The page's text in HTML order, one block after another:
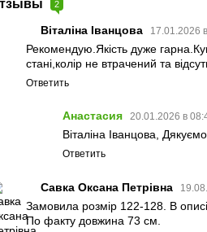
2
Віталіна Іванцова 17.01.2026
Рекомендую.Якість дуже
стані,колір не втрачений та
Ответить
Анастасия 20.01.2026 в
Віталіна Іванцова,
Ответить
Савка Оксана Петрівна
Замовила розмір 122-128. В
По факту довжина 73 см.